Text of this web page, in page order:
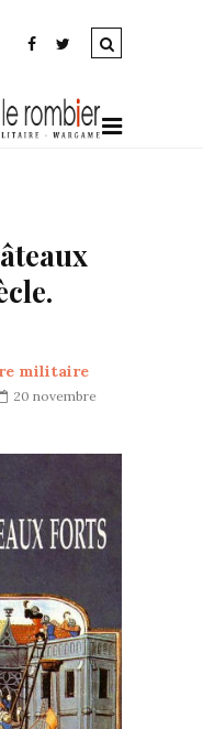
militaire
20 novembre